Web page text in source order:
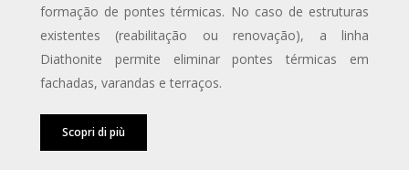
formação de pontes térmicas. No caso de estruturas
existentes (reabilitação ou renovação), a linha
Diathonite permite eliminar pontes térmicas em
fachadas, varandas e terraços.
Scopri di più